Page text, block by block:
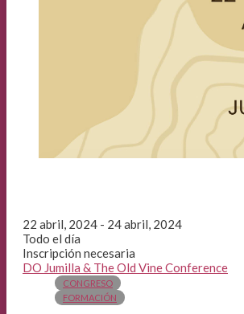
22 abril, 2024 - 24 abril, 2024
Todo el día
Inscripción necesaria
DO Jumilla & The Old Vine Conference
CONGRESO
FORMACIÓN